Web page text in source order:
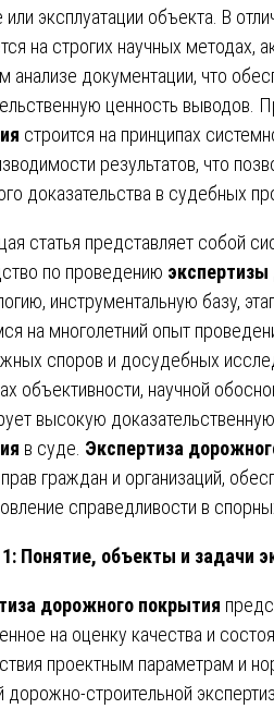
или эксплуатации объекта. В
на строгих научных методах,
анализе документации, что
ценность выводов.
строится на принципах
результатов, что
доказательства в судебных
статья представляет собой
по проведению
инструментальную базу,
на многолетний опыт
споров и досудебных
объективности, научной
высокую
в суде. Экспертиза
граждан и организаций,
справедливости в
Понятие, объекты и задачи
дорожного покрытия
на оценку качества и
проектным параметрам и
дорожно-строительной